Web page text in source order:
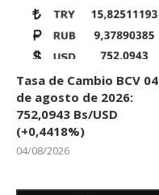
Tasa de Cambio BCV 04
de agosto de 2026:
752,0943 Bs/USD
(+0,4418%)
04/08/2026